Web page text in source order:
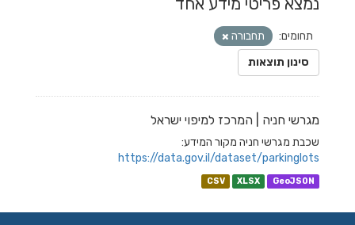
תחומים:
תחבורה
סינון תוצאות
מגרשי חניה | המרכז למיפוי ישראל
שכבת מגרשי חניה מקור המידע:
https://data.gov.il/dataset/parkinglots
CSV XLSX GeoJSON